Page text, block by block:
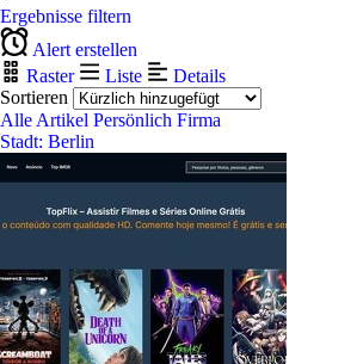
Ergebnisse filtern
Alert erstellen
Raster
Liste
Details
Sortieren
Alle Artikel Persönlich Firma
Stadt: Berlin